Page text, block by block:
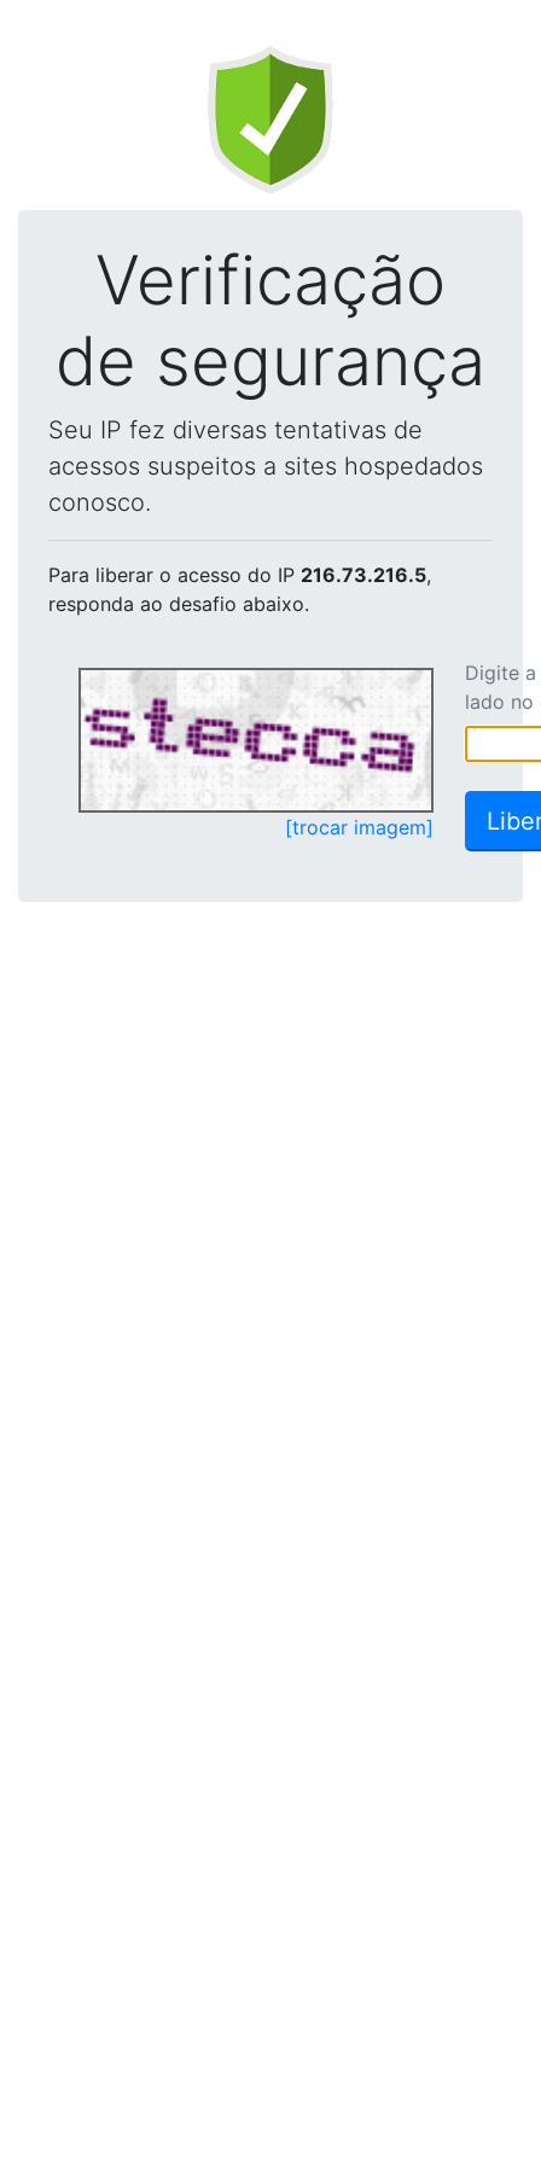
Verificação
de segurança
Seu IP fez diversas tentativas de
acessos suspeitos a sites hospedados
conosco.
Para liberar o acesso do IP 216.73.216.5,
responda ao desafio abaixo.
[trocar imagem]
Digite
lado no